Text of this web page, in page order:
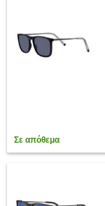
Σε απόθεμα